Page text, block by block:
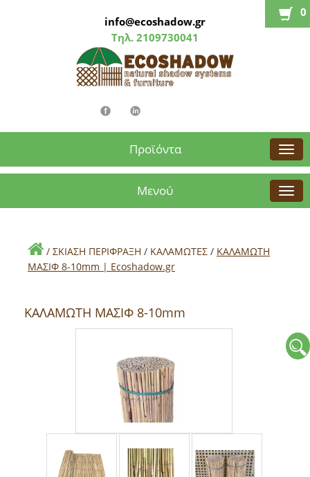
info@ecoshadow.gr
Τηλ. 2109730041
0
Προϊόντα
Μενού
/ ΣΚΙΑΣΗ ΠΕΡΙΦΡΑΞΗ / ΚΑΛΑΜΩΤΕΣ / ΚΑΛΑΜΩΤΗ
ΜΑΣΙΦ 8-10mm | Εcoshadow.gr
ΚΑΛΑΜΩΤΗ ΜΑΣΙΦ 8-10mm